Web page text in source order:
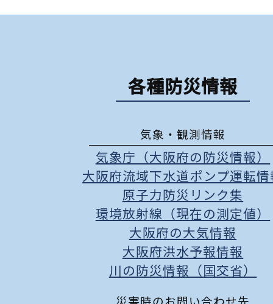
各種防災情報
気象・観測情報
気象庁（大阪府の防災情報）
大阪府流域下水道ポンプ運転情
原子力防災リンク集
環境放射線（現在の測定値）
大阪府の大気情報
大阪府洪水予報情報
川の防災情報（国交省）